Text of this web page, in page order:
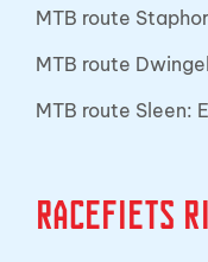
MTB route
MTB route
MTB route Sleen:
Racefiets